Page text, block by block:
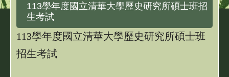
113學年度國立清華大學歷史研究所碩士班招
生考試
113學年度國立清華大學歷史研究所碩士班
招生考試